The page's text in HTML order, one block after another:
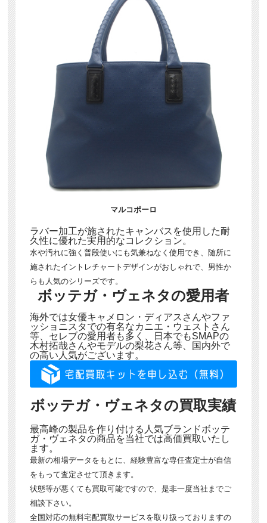
マルコポーロ
ラバー加工が施されたキャンバスを使用した耐
久性に優れた実用的なコレクション。
水や汚れに強く普段使いにも気兼ねなく使用でき、随所に
施されたイントレチャートデザインがおしゃれで、男性か
らも人気のシリーズです。
ボッテガ・ヴェネタの愛用者
海外では女優キャメロン・ディアスさんやファ
ッショニスタでの有名なカニエ・ウェストさん
等、セレブの愛用者も多く、日本でもSMAPの
木村拓哉さんやモデルの梨花さん等、国内外で
の高い人気がございます。
ボッテガ・ヴェネタの買取実績
最高峰の製品を作り付ける人気ブランドボッテ
ガ・ヴェネタの商品を当社では高価買取いたし
ます。
最新の相場データをもとに、経験豊富な専任査定士が自信
をもって査定させて頂きます。
状態等が悪くても買取可能ですので、是非一度当社までご
相談下さい。
全国対応の無料宅配買取サービスを取り扱っておりますの